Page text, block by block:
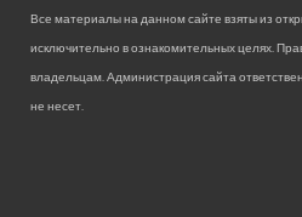
Все материалы на данном сайте взяты из
исключительно в ознакомительных целях.
владельцам. Администрация сайта
не несет.